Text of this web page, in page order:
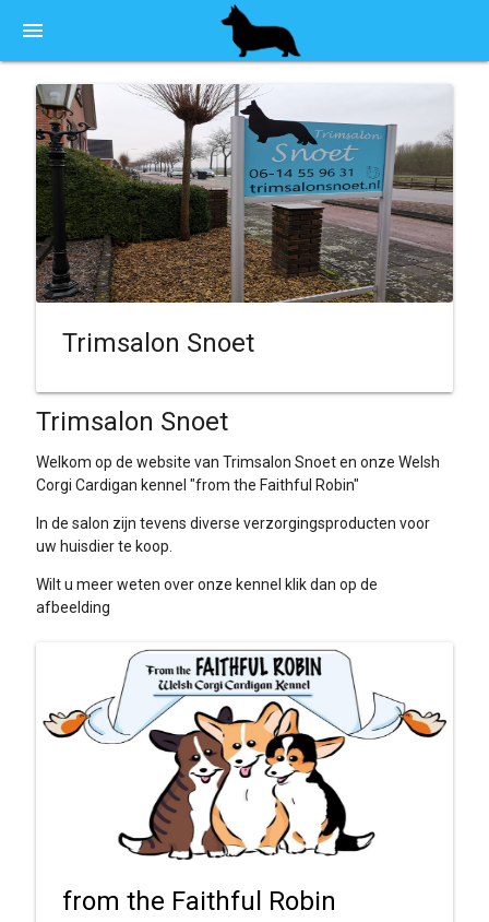
menu
Trimsalon Snoet
Trimsalon Snoet
Welkom op de website van Trimsalon Snoet en onze Welsh
Corgi Cardigan kennel "from the Faithful Robin"
In de salon zijn tevens diverse verzorgingsproducten voor
uw huisdier te koop.
Wilt u meer weten over onze kennel klik dan op de
afbeelding
from the Faithful Robin